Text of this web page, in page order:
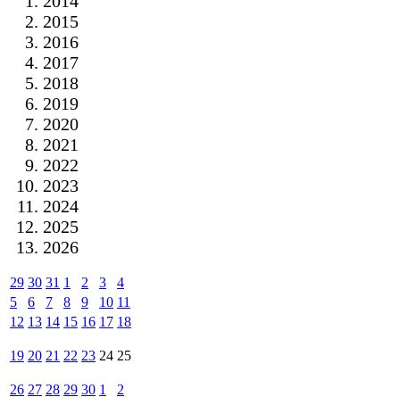
2015
2016
2017
2018
2019
2020
2021
2022
2023
2024
2025
2026
29 30 31 1 2 3
4
5
6 7 8 9 10 11
12 13 14 15 16 17 18
19 20 21 22 23 24 25
26 27 28 29 30 1 2